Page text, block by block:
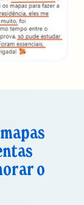
mapas
o